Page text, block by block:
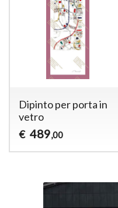
Dipinto per porta in
vetro
€ 489,00